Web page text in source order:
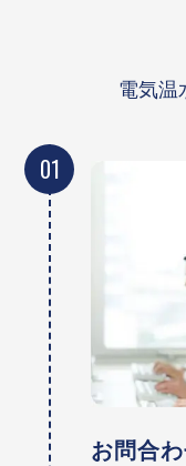
電気温
01
お問合